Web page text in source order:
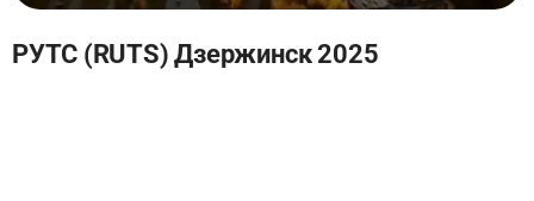
РУТС (RUTS) Дзержинск 2025